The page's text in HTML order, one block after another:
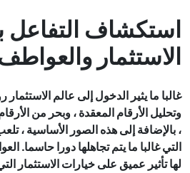
استكشاف التفاعل
الاستثمار
غالبا ما يثير الدخول إلى عالم الاستثمار
وتحليل الأرقام المعقدة ، وبحر من
، بالإضافة إلى هذه الصور الأساسية ،
التي غالبا ما يتم تجاهلها دورا حاسما.
لها تأثير عميق على خيارات الاستثمار